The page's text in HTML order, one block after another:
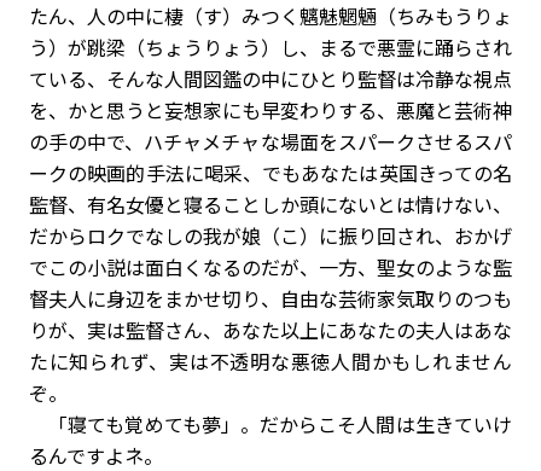
たん、人の中に棲（す）みつく魑魅魍魎（ちみもうりょ
う）が跳梁（ちょうりょう）し、まるで悪霊に踊らされ
ている、そんな人間図鑑の中にひとり監督は冷静な視点
を、かと思うと妄想家にも早変わりする、悪魔と芸術神
の手の中で、ハチャメチャな場面をスパークさせるスパ
ークの映画的手法に喝采、でもあなたは英国きっての名
監督、有名女優と寝ることしか頭にないとは情けない、
だからロクでなしの我が娘（こ）に振り回され、おかげ
でこの小説は面白くなるのだが、一方、聖女のような監
督夫人に身辺をまかせ切り、自由な芸術家気取りのつも
りが、実は監督さん、あなた以上にあなたの夫人はあな
たに知られず、実は不透明な悪徳人間かもしれません
ぞ。
「寝ても覚めても夢」。だからこそ人間は生きていけ
るんですよネ。